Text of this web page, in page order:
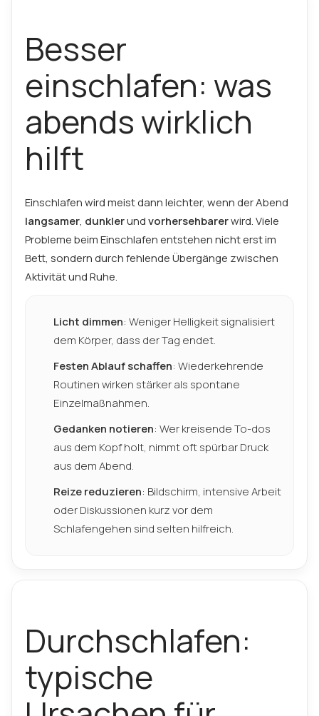
Besser
einschlafen: was
abends wirklich
hilft
Einschlafen wird meist dann leichter, wenn der Abend
langsamer, dunklerundvorhersehbarerwird. Viele
Probleme beim Einschlafen entstehen nicht erst im
Bett, sondern durch fehlende Übergänge zwischen
Aktivität und Ruhe.
Licht dimmen: Weniger Helligkeit signalisiert
dem Körper, dass der Tag endet.
Festen Ablauf schaffen: Wiederkehrende
Routinen wirken stärker als spontane
Einzelmaßnahmen.
Gedanken notieren: Wer kreisende To-dos
aus dem Kopf holt, nimmt oft spürbar Druck
aus dem Abend.
Reize reduzieren: Bildschirm, intensive Arbeit
oder Diskussionen kurz vor dem
Schlafengehen sind selten hilfreich.
Durchschlafen:
typische